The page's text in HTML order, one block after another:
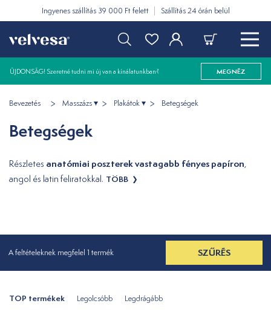
Ingyenes szállítás 39 000 Ft felett Szállítás 24 órán belül
ÚJDONSÁG! Szeretné tudni mi új van a kínálatunkban? MEGNÉZ
Bevezetés Masszázs Plakátok Betegségek
Betegségek
Részletes anatómiai poszterek vastagabb fényes papíron
angol és latin feliratokkal. TÖBB
A feltételeknek megfelel 1 termék SZŰRÉS
TOP termékek Legolcsóbb Legdrágább